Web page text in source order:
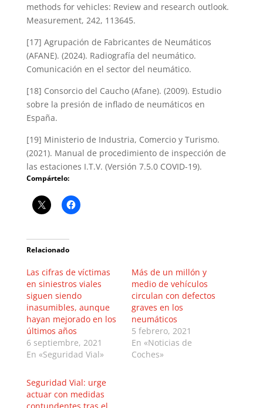
methods for vehicles: Review and research outlook.
Measurement, 242, 113645.
[17] Agrupación de Fabricantes de Neumáticos
(AFANE). (2024). Radiografía del neumático.
Comunicación en el sector del neumático.
[18] Consorcio del Caucho (Afane). (2009). Estudio
sobre la presión de inflado de neumáticos en
España.
[19] Ministerio de Industria, Comercio y Turismo.
(2021). Manual de procedimiento de inspección de
las estaciones I.T.V. (Versión 7.5.0 COVID-19).
Compártelo:
Relacionado
Las cifras de víctimas
en siniestros viales
siguen siendo
inasumibles, aunque
hayan mejorado en los
últimos años
6 septiembre, 2021
En «Seguridad Vial»
Más de un millón y
medio de vehículos
circulan con defectos
graves en los
neumáticos
5 febrero, 2021
En «Noticias de
Coches»
Seguridad Vial: urge
actuar con medidas
contundentes tras el